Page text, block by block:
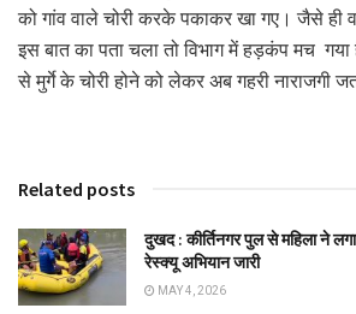
को गांव वाले चोरी करके पकाकर खा गए‌। जैसे ही
इस बात का पता चला तो विभाग में हड़कंप मच गया
से मुर्गे के चोरी होने को लेकर अब गहरी नाराजगी
Related posts
दुखद : कीर्तिनगर पुल से महिला ने
रेस्क्यू अभियान जारी
MAY 4, 2026